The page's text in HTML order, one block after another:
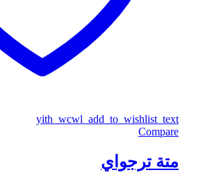
yith_wcwl_add_to_wishlist_text
Compare
متة ترجواي